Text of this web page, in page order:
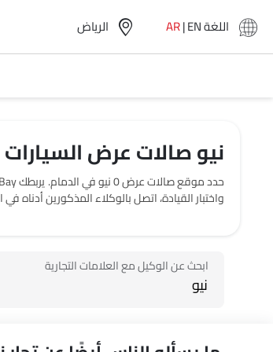
الرياض‎ اللغةEN
|
AR
نيو صالات عرض
واختبار القيادة، اتصل بالوكلاء المذكورين أدناه في